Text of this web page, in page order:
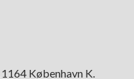
København K.